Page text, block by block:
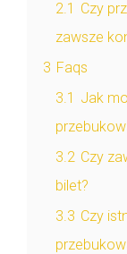
2.1 Czy
zawsze
3 Faqs
3.1 Jak
3.2 Czy
bilet?
3.3 Czy